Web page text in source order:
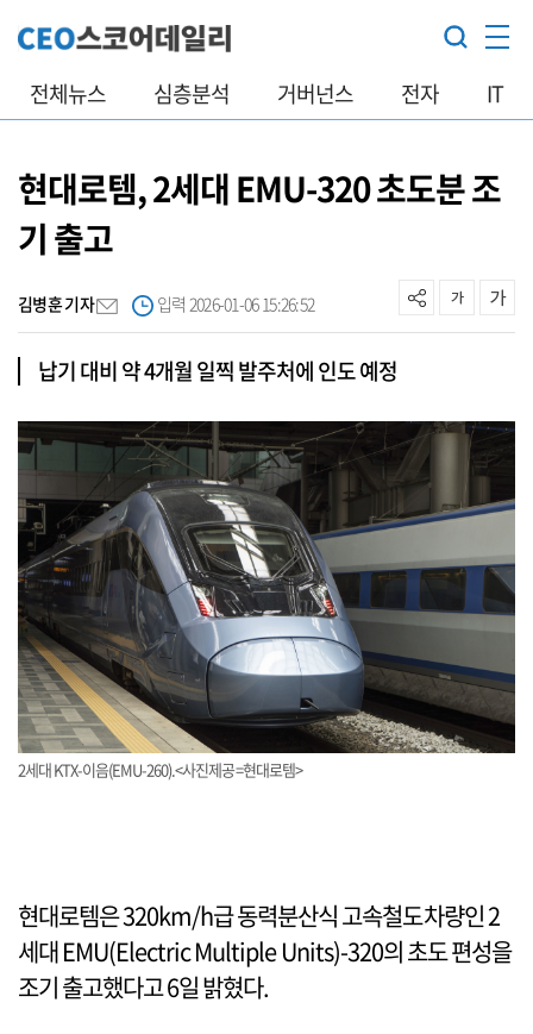
전체뉴스 심층분석 거버넌스 전자 IT
현대로템, 2세대 EMU-320 초도분 조
기 출고
김병훈 기자 입력 2026-01-06 15:26:52
납기 대비 약 4개월 일찍 발주처에 인도 예정
2세대 KTX-이음(EMU-260).<사진제공=현대로템>
현대로템은 320km/h급 동력분산식 고속철도차량인 2
세대 EMU(Electric Multiple Units)-320의 초도 편성을
조기 출고했다고 6일 밝혔다.